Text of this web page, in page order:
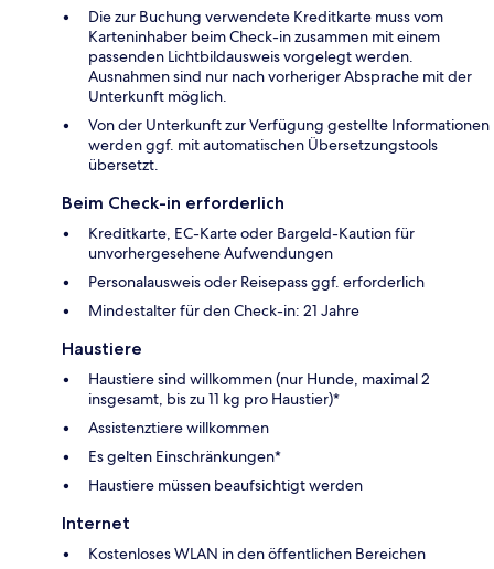
Die zur Buchung verwendete Kreditkarte muss vom
Karteninhaber beim Check-in zusammen mit einem
passenden Lichtbildausweis vorgelegt werden.
Ausnahmen sind nur nach vorheriger Absprache mit der
Unterkunft möglich.
Von der Unterkunft zur Verfügung gestellte Informationen
werden ggf. mit automatischen Übersetzungstools
übersetzt.
Beim Check-in erforderlich
Kreditkarte, EC-Karte oder Bargeld-Kaution für
unvorhergesehene Aufwendungen
Personalausweis oder Reisepass ggf. erforderlich
Mindestalter für den Check-in: 21 Jahre
Haustiere
Haustiere sind willkommen (nur Hunde, maximal 2
insgesamt, bis zu 11 kg pro Haustier)*
Assistenztiere willkommen
Es gelten Einschränkungen*
Haustiere müssen beaufsichtigt werden
Internet
Kostenloses WLAN in den öffentlichen Bereichen